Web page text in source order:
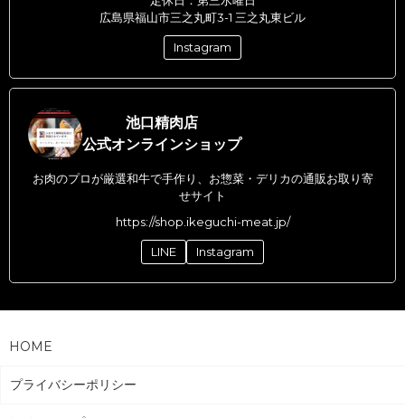
広島県福山市三之丸町3-1 三之丸東ビル
Instagram
池口精肉店
公式オンラインショップ
お肉のプロが厳選和牛で手作り、お惣菜・デリカの通販お取り寄
せサイト
https://shop.ikeguchi-meat.jp/
LINE Instagram
HOME
プライバシーポリシー